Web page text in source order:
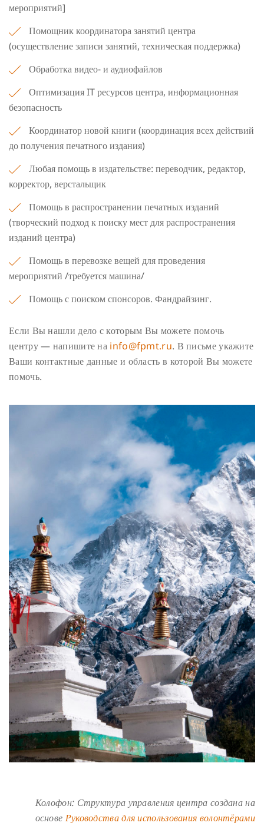
мероприятий]
Помощник координатора занятий центра
(осуществление записи занятий, техническая поддержка)
Обработка видео- и аудиофайлов
Оптимизация IT ресурсов центра, информационная
безопасность
Координатор новой книги (координация всех действий
до получения печатного издания)
Любая помощь в издательстве: переводчик, редактор,
корректор, верстальщик
Помощь в распространении печатных изданий
(творческий подход к поиску мест для распространения
изданий центра)
Помощь в перевозке вещей для проведения
мероприятий /требуется машина/
Помощь с поиском спонсоров. Фандрайзинг.
Если Вы нашли дело с которым Вы можете помочь
центру — напишите на info@fpmt.ru. В письме укажите
Ваши контактные данные и область в которой Вы можете
помочь.
Колофон: Структура управления центра создана на
основе Руководства для использования волонтёрами